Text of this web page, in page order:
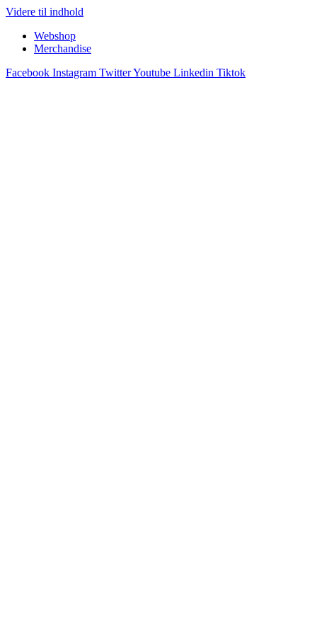
Videre til indhold
Webshop
Merchandise
Facebook Instagram TwitterYoutube Linkedin Tiktok